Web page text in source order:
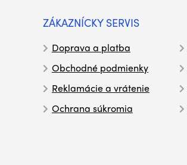
ZÁKAZNÍCKY SERVIS
Doprava a platba
Obchodné podmienky
Reklamácie a vrátenie
Ochrana súkromia